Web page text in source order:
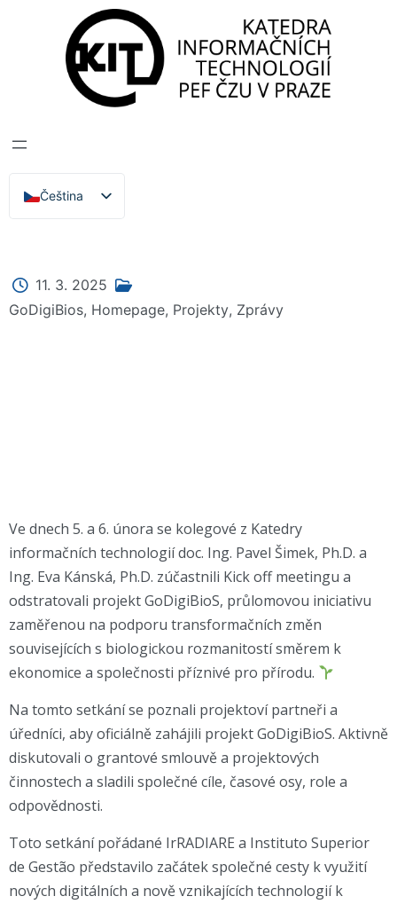
Čeština
English
informačních technologií
Zprávy, Akce,
GODIGIBIOS KICK
11. 3. 2025
GoDigiBios, Homepage, Projekty, Zprávy
Ve dnech 5. a 6. února se kolegové z Katedry
informačních technologií doc. Ing. Pavel Šimek, Ph.D. a
Ing. Eva Kánská, Ph.D. zúčastnili Kick off meetingu a
odstratovali projekt GoDigiBioS, průlomovou iniciativu
zaměřenou na podporu transformačních změn
souvisejících s biologickou rozmanitostí směrem k
ekonomice a společnosti příznivé pro přírodu.
Na tomto setkání se poznali projektoví partneři a
úředníci, aby oficiálně zahájili projekt GoDigiBioS. Aktivně
diskutovali o grantové smlouvě a projektových
činnostech a sladili společné cíle, časové osy, role a
odpovědnosti.
Toto setkání pořádané IrRADIARE a Instituto Superior
de Gestão představilo začátek společné cesty k využití
nových digitálních a nově vznikajících technologií k